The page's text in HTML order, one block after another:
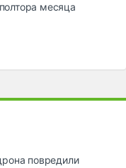
месяца
повредили